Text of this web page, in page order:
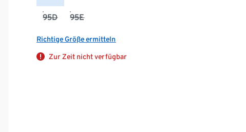
95D 95E
Richtige Größe ermitteln
Zur Zeit nicht verfügbar